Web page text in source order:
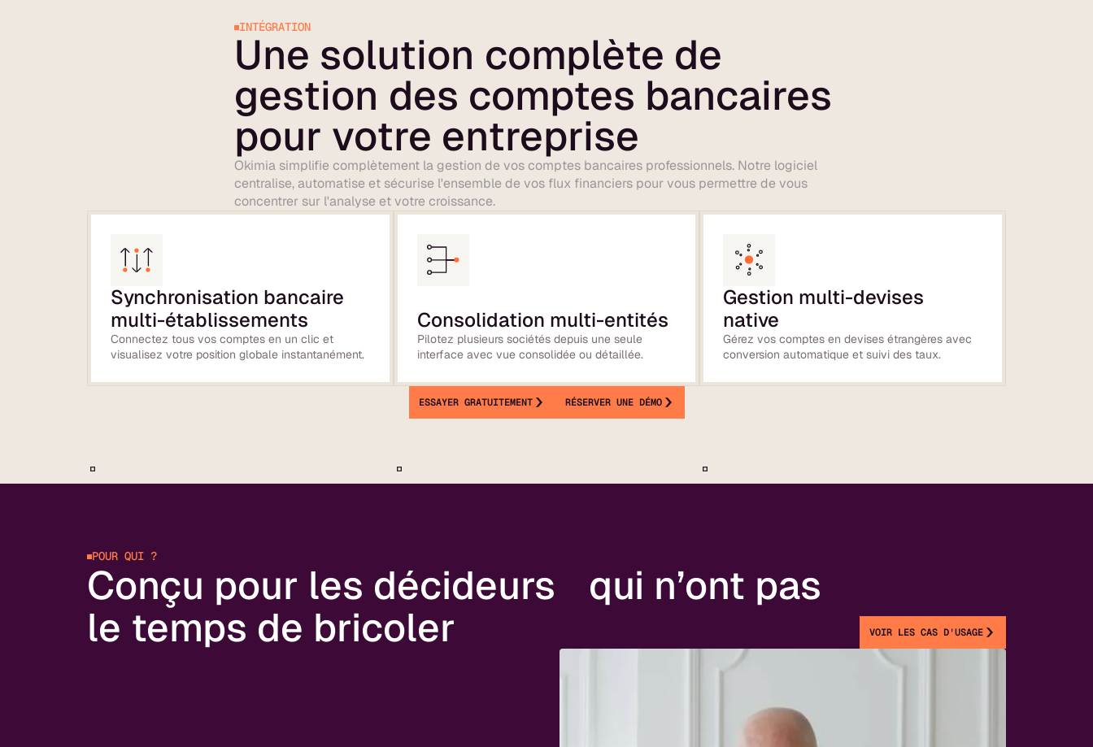
INTÉGRATION
Une solution complète de
gestion des comptes bancaires
pour votre entreprise
Okimia simplifie complètement la gestion de vos comptes bancaires professionnels. Notre logiciel
centralise, automatise et sécurise l'ensemble de vos flux financiers pour vous permettre de vous
concentrer sur l'analyse et votre croissance.
Synchronisation bancaire
multi-établissements
Connectez tous vos comptes en un clic et
visualisez votre position globale instantanément.
Consolidation multi-entités
Pilotez plusieurs sociétés depuis une seule
interface avec vue consolidée ou détaillée.
Gestion multi-devises
native
Gérez vos comptes en devises étrangères avec
conversion automatique et suivi des taux.
ESSAYER GRATUITEMENT RÉSERVER UNE DÉMO
POUR QUI ?
Conçu pour les décideurs qui n’ont pas
le temps de bricoler
VOIR LES CAS D'USAGE